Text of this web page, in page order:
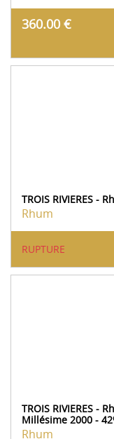
360.00 €
TROIS RIVIERES -
Rhum
RUPTURE
TROIS RIVIERES -
Millésime 2000 -
Rhum